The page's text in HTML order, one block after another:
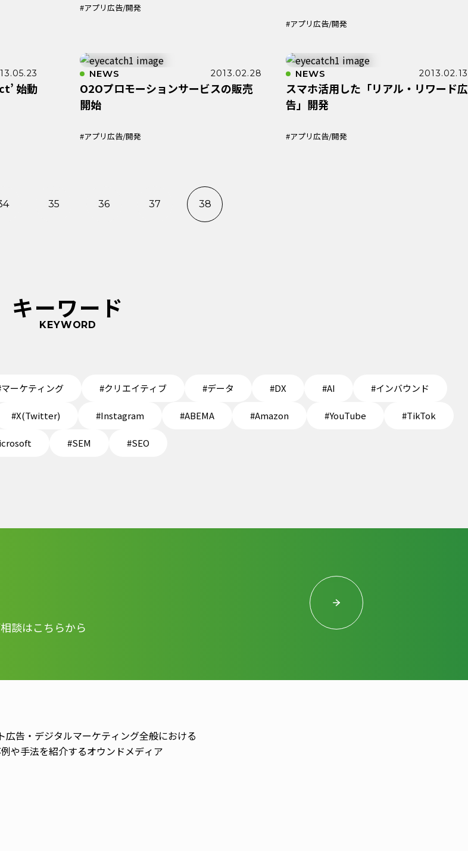
#アプリ広告/開発
#アプリ広告/開発
始動
NEWS 2013.02.28
O2Oプロモーションサービスの販売
開始
#アプリ広告/開発
NEWS 2013.02.13
スマホ活用した「リアル・リワード広
告」開発
#アプリ広告/開発
35 36 37 38
キーワード
KEYWORD
ーケティング #クリエイティブ #データ #DX #AI #インバウンド
#X(Twitter) #Instagram #ABEMA #Amazon #YouTube #TikTok
#SEM #SEO
談はこちらから
広告・デジタルマーケティング全般における
や手法を紹介するオウンドメディア